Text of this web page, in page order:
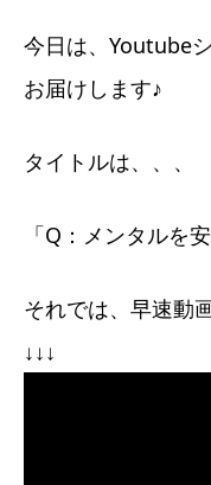
今日は、Youtube
お届けします♪
タイトルは、、、
「Q：メンタルを
それでは、早速動
↓↓↓